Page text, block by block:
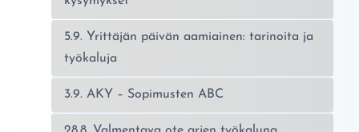
5.9. Yrittäjän päivän aamiainen: tarinoita ja
työkaluja
3.9. AKY – Sopimusten ABC